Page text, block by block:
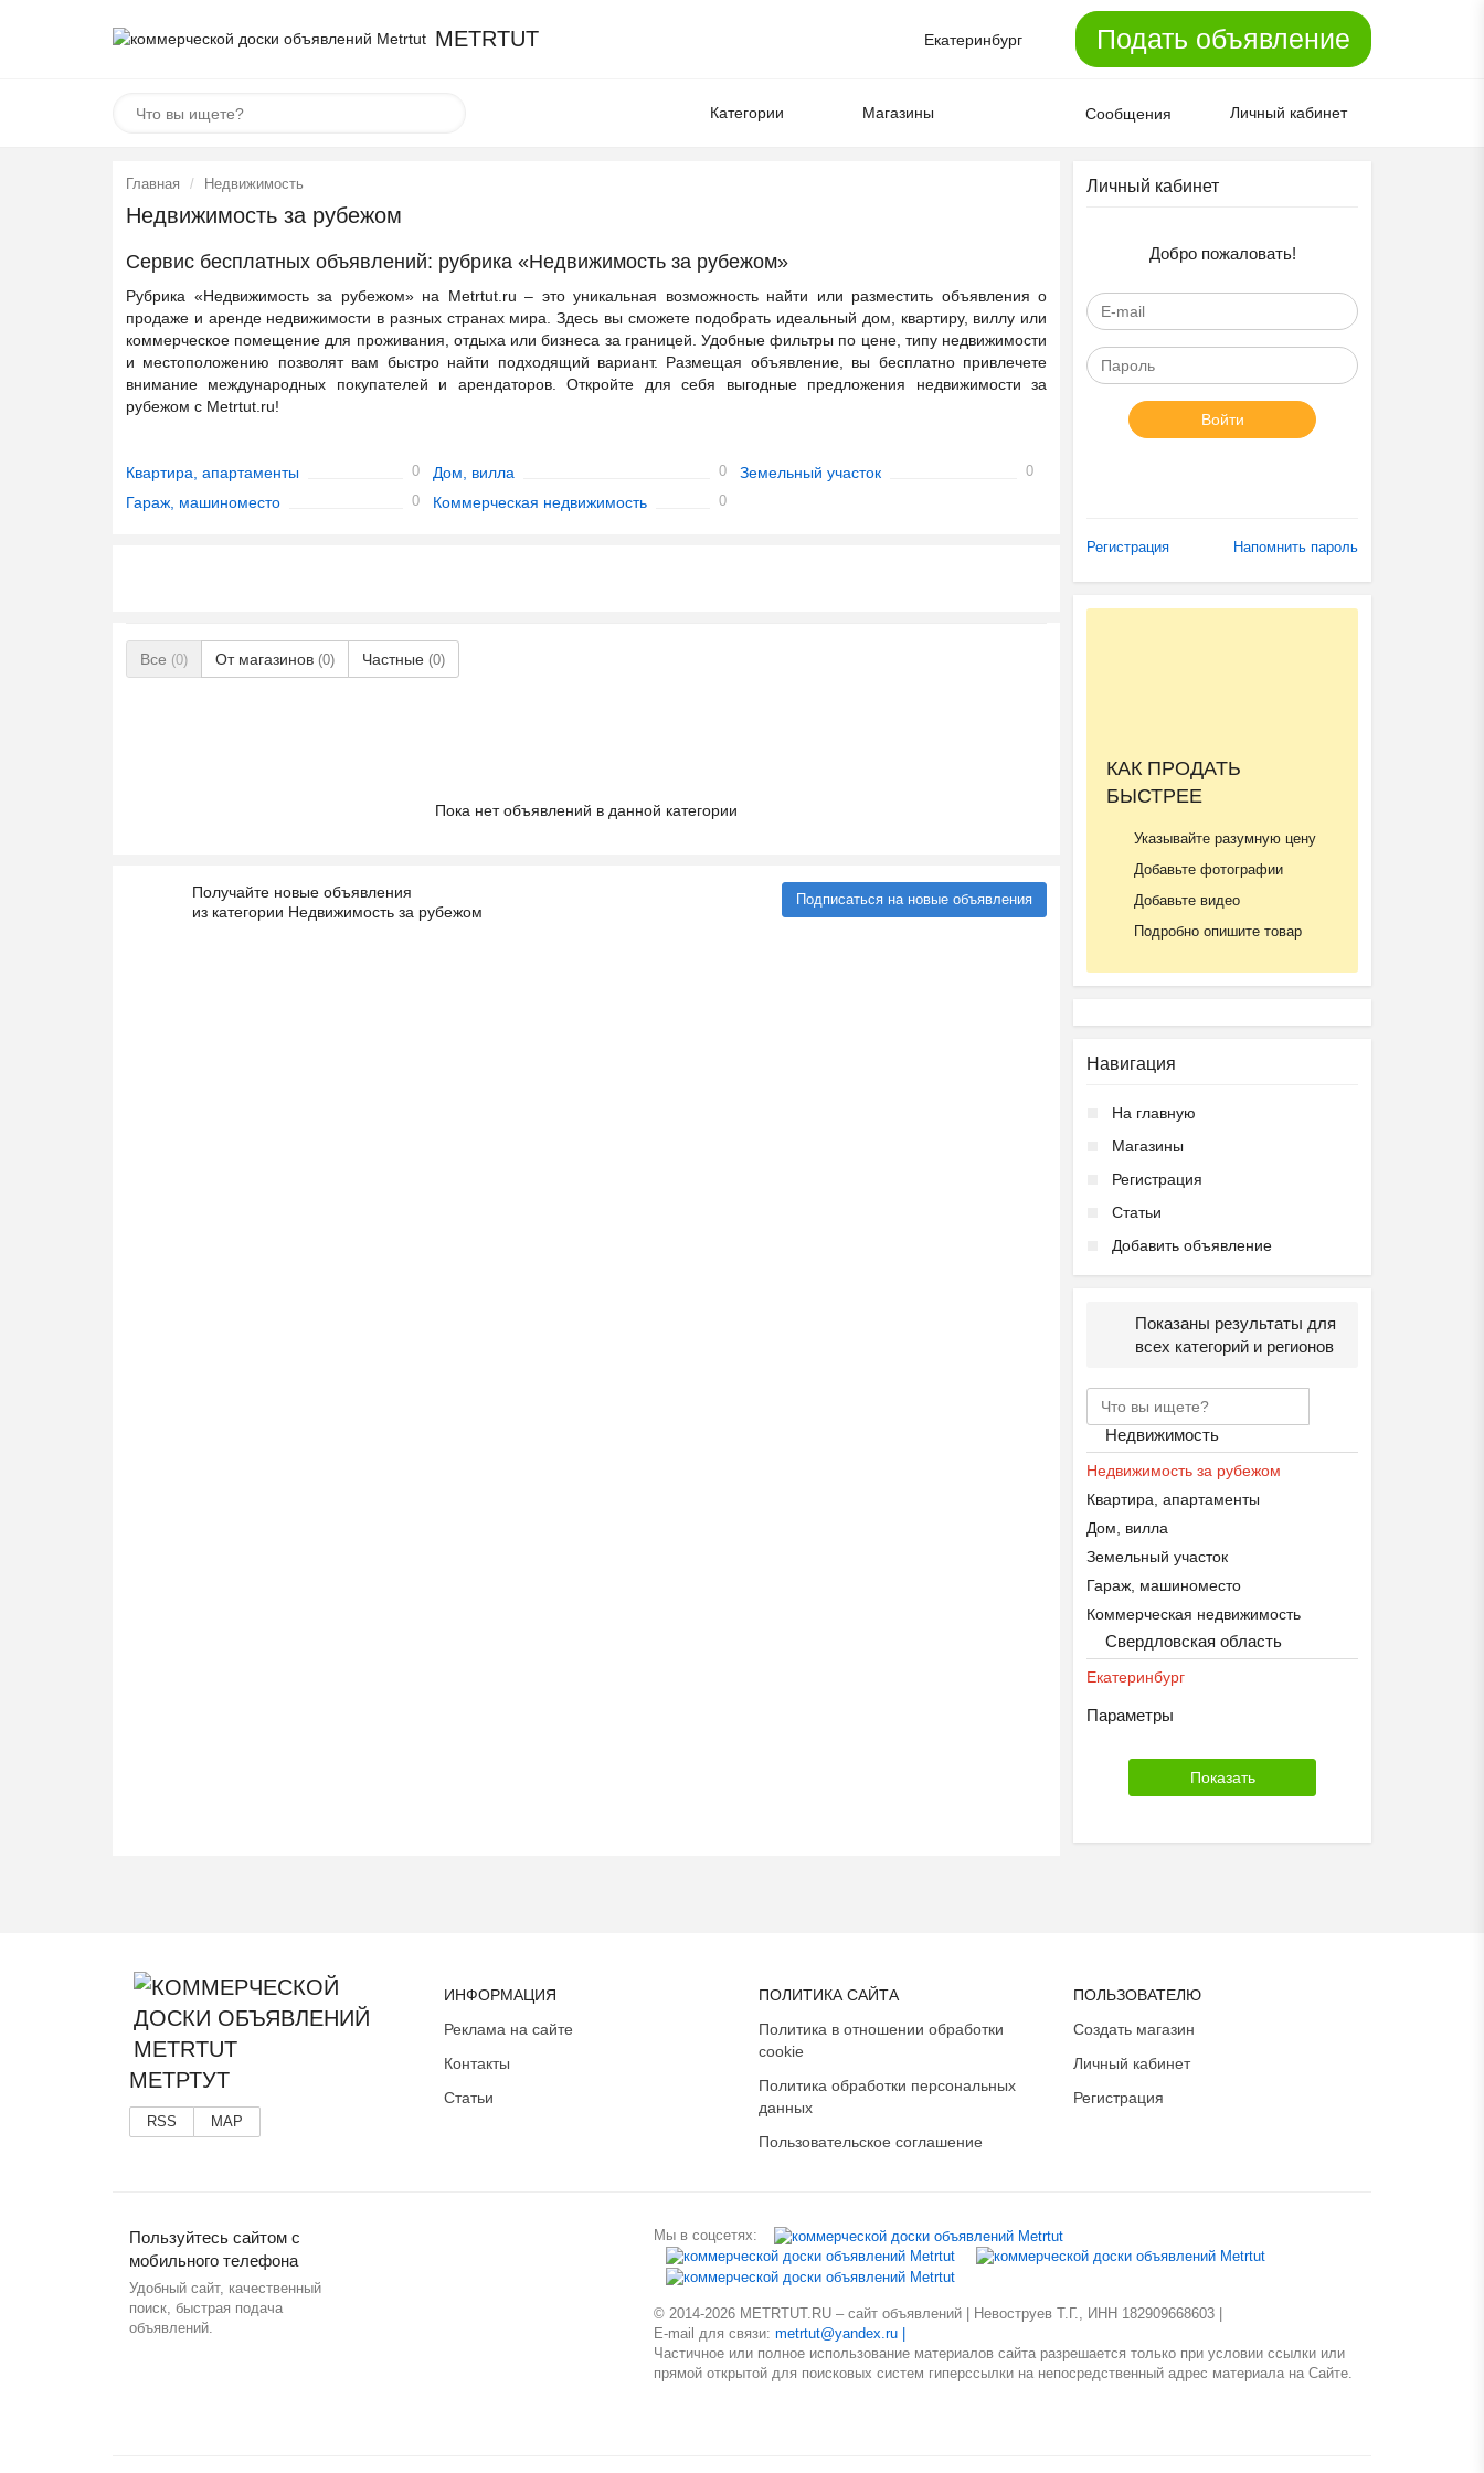
METRTUT Екатеринбург Подать объявление
Категории Магазины Сообщения Личный кабинет
Главная Недвижимость
Недвижимость за рубежом
Сервис бесплатных объявлений: рубрика «Недвижимость за рубежом»
Рубрика «Недвижимость за рубежом» на Metrtut.ru – это уникальная возможность найти или разместить объявления о
продаже и аренде недвижимости в разных странах мира. Здесь вы сможете подобрать идеальный дом, квартиру, виллу или
коммерческое помещение для проживания, отдыха или бизнеса за границей. Удобные фильтры по цене, типу недвижимости
и местоположению позволят вам быстро найти подходящий вариант. Размещая объявление, вы бесплатно привлечете
внимание международных покупателей и арендаторов. Откройте для себя выгодные предложения недвижимости за
рубежом с Metrtut.ru!
Квартира, апартаменты 0 Дом, вилла 0 Земельный участок 0
Гараж, машиноместо 0 Коммерческая недвижимость 0
Все (0) От магазинов (0) Частные (0)
Пока нет объявлений в данной категории
Получайте новые объявления
из категории Недвижимость за рубежом
Подписаться на новые объявления
Личный кабинет
Добро пожаловать!
Войти
Регистрация Напомнить пароль
КАК ПРОДАТЬ
БЫСТРЕЕ
Указывайте разумную цену
Добавьте фотографии
Добавьте видео
Подробно опишите товар
Навигация
На главную
Магазины
Регистрация
Статьи
Добавить объявление
Показаны результаты для
всех категорий и регионов
Недвижимость
Недвижимость за рубежом
Квартира, апартаменты
Дом, вилла
Земельный участок
Гараж, машиноместо
Коммерческая недвижимость
Свердловская область
Екатеринбург
Параметры
МЕТРТУТ
RSS MAP
ИНФОРМАЦИЯ
Реклама на сайте
Контакты
Статьи
ПОЛИТИКА САЙТА
Политика в отношении обработки
cookie
Политика обработки персональных
данных
Пользовательское соглашение
ПОЛЬЗОВАТЕЛЮ
Создать магазин
Личный кабинет
Регистрация
Пользуйтесь сайтом с
мобильного телефона
Удобный сайт, качественный
поиск, быстрая подача
объявлений.
Мы в соцсетях:
© 2014-2026 METRTUT.RU – сайт объявлений | Невоструев Т.Г., ИНН 182909668603 |
E-mail для связи: metrtut@yandex.ru |
Частичное или полное использование материалов сайта разрешается только при условии ссылки или
прямой открытой для поисковых систем гиперссылки на непосредственный адрес материала на Сайте.